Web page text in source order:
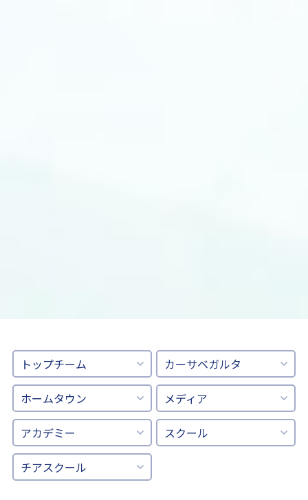
トップチーム カーサベガルタ
ホームタウン メディア
アカデミー スクール
チアスクール